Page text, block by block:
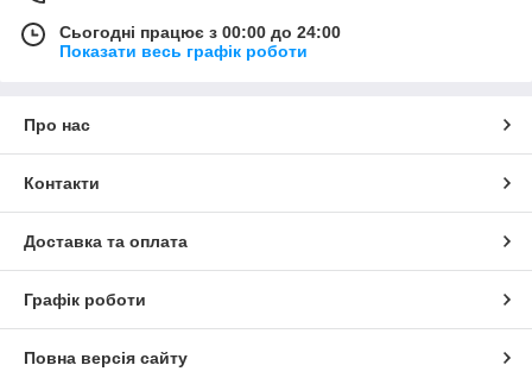
Сьогодні працює з 00:00 до 24:00
Показати весь графік роботи
Про нас
Контакти
Доставка та оплата
Графік роботи
Повна версія сайту